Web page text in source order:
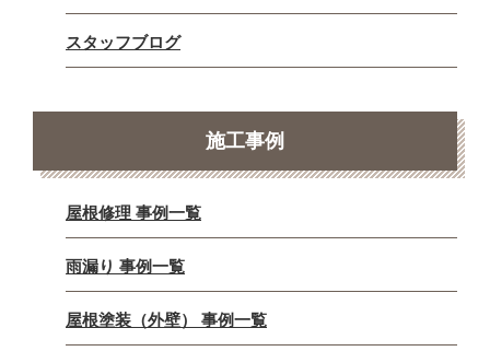
スタッフブログ
施工事例
屋根修理 事例一覧
雨漏り 事例一覧
屋根塗装（外壁） 事例一覧